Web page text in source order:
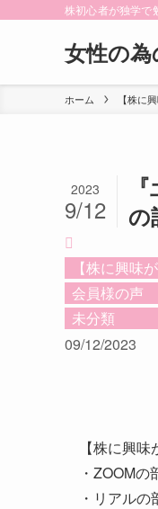
株初心者が独学で
女性の
ホーム 【株に
の
2023
9/12
【株に興味
会員様の声
未分類
09/12/2023
【株に興
・ZOOMの
・リアルの